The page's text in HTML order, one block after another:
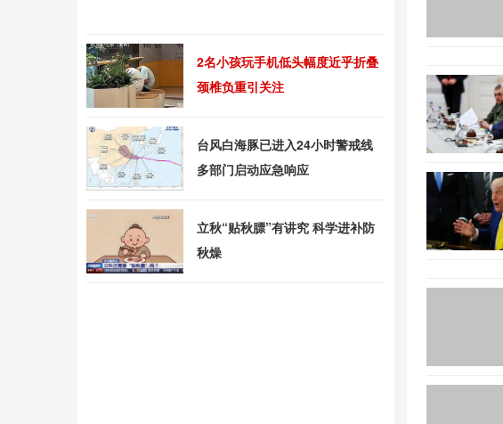
2名小孩玩手机低头幅度近乎折叠
颈椎负重引关注
台风白海豚已进入24小时警戒线
多部门启动应急响应
立秋“贴秋膘”有讲究 科学进补防
秋燥